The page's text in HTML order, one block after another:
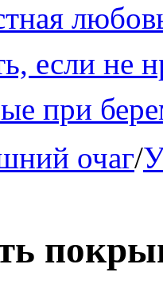
если не
при
очаг/